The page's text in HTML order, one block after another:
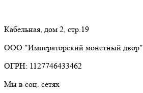
Кабельная, дом 2, стр.19
ООО "Императорский монетный двор"
ОГРН: 1127746433462
Мы в соц. сетях